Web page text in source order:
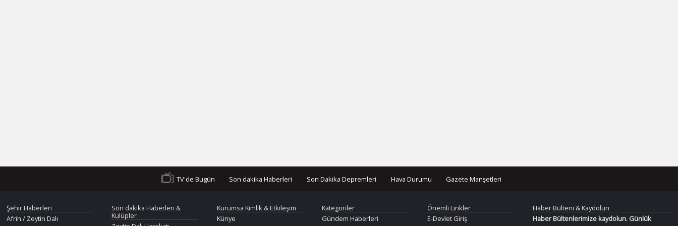
TV'de Bugün Son dakika Haberleri Son Dakika Depremleri Hava Durumu Gazete Manşetleri
Şehir Haberleri
Afrin / Zeytin Dalı
Son dakika Haberleri &
Kulüpler
Kurumsa Kimlik & Etkileşim
Künye
Kategoriler
Gündem Haberleri
Önemli Linkler
E-Devlet Giriş
Haber Bülteni & Kaydolun
Haber Bültenlerimize kaydolun. Günlük